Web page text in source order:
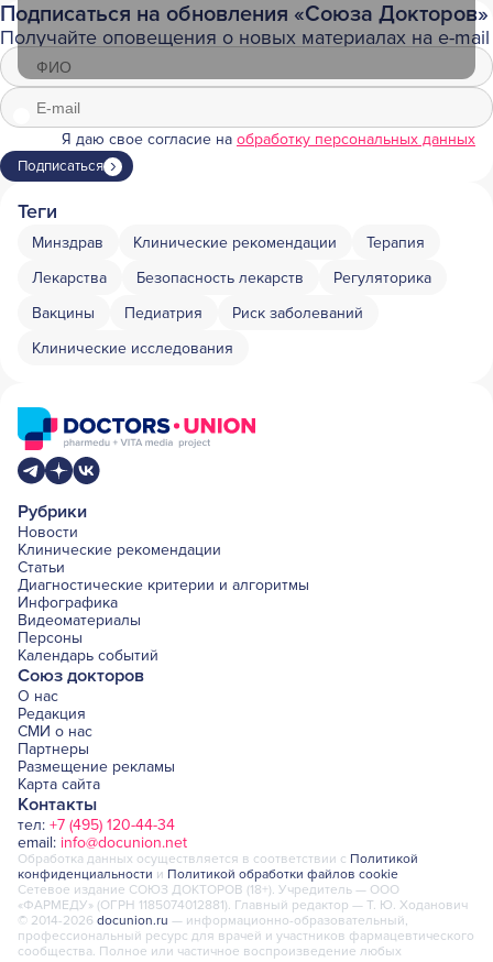
Подписаться на обновления «Союза Докторов»
Получайте оповещения о новых материалах на e-mail
Я даю свое согласие на обработку персональных данных
Подписаться
Теги
Минздрав Клинические рекомендации
Терапия
Лекарства
Безопасность лекарств
Регуляторика
Вакцины
Педиатрия
Риск заболеваний
Клинические исследования
Рубрики
Новости
Клинические рекомендации
Статьи
Диагностические критерии и алгоритмы
Инфографика
Видеоматериалы
Персоны
Календарь событий
Союз докторов
О нас
Редакция
СМИ о нас
Партнеры
Размещение рекламы
Карта сайта
Контакты
тел: +7 (495) 120-44-34
email: info@docunion.net
Обработка данных осуществляется в соответствии с Политикой
конфиденциальности и Политикой обработки файлов cookie
Сетевое издание СОЮЗ ДОКТОРОВ (18+). Учредитель — ООО
«ФАРМЕДУ» (ОГРН 1185074012881). Главный редактор — Т. Ю. Ходанович
© 2014-2026 docunion.ru — информационно-образовательный,
профессиональный ресурс для врачей и участников фармацевтического
сообщества. Полное или частичное воспроизведение любых